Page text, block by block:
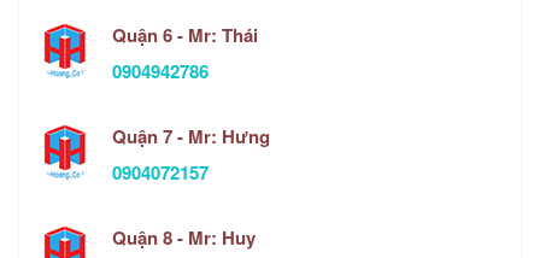
Quận 6 - Mr: Thái
0904942786
Quận 7 - Mr: Hưng
0904072157
Quận 8 - Mr: Huy